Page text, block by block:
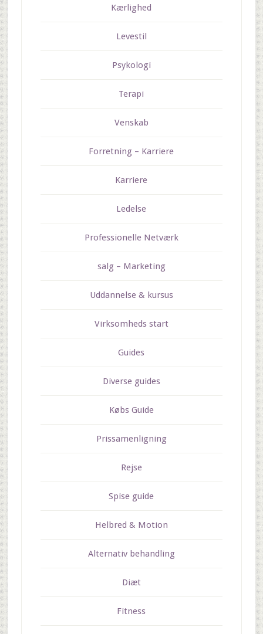
Kærlighed
Levestil
Psykologi
Terapi
Venskab
Forretning – Karriere
Karriere
Ledelse
Professionelle Netværk
salg – Marketing
Uddannelse & kursus
Virksomheds start
Guides
Diverse guides
Købs Guide
Prissamenligning
Rejse
Spise guide
Helbred & Motion
Alternativ behandling
Diæt
Fitness